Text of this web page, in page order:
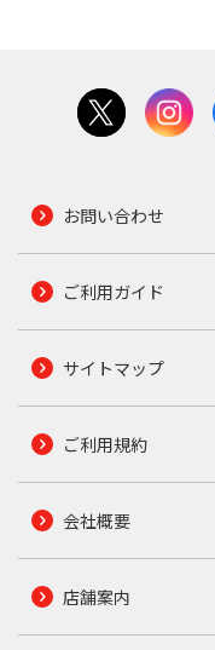
お問い合わせ
ご利用ガイド
サイトマップ
ご利用規約
会社概要
店舗案内